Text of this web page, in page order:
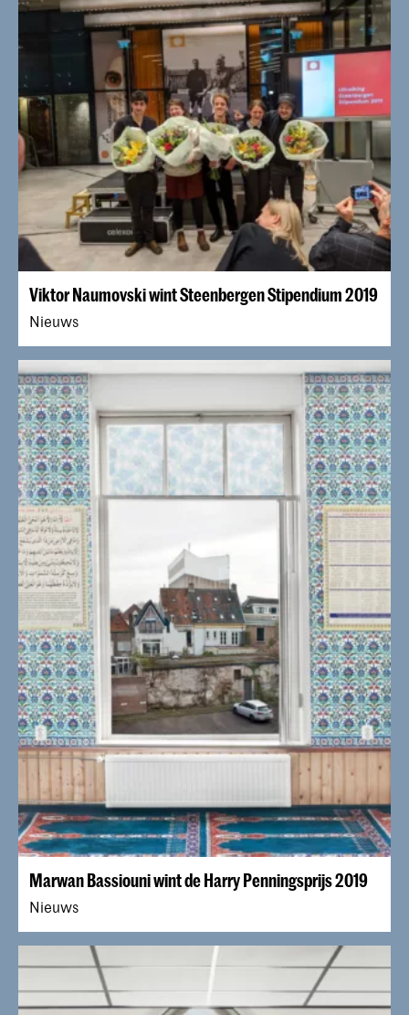
Viktor Naumovski wint Steenbergen Stipendium 2019
Nieuws
Marwan Bassiouni wint de Harry Penningsprijs 2019
Nieuws